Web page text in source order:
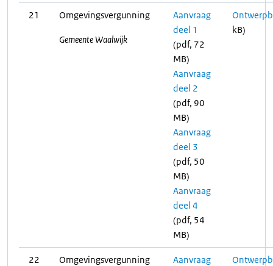
21 Omgevingsvergunning
Gemeente Waalwijk
Aanvraag
deel 1
(pdf, 72
MB)
Aanvraag
deel 2
(pdf, 90
MB)
Aanvraag
deel 3
(pdf, 50
MB)
Aanvraag
deel 4
(pdf, 54
MB)
kB)
22 Omgevingsvergunning
Aanvraag